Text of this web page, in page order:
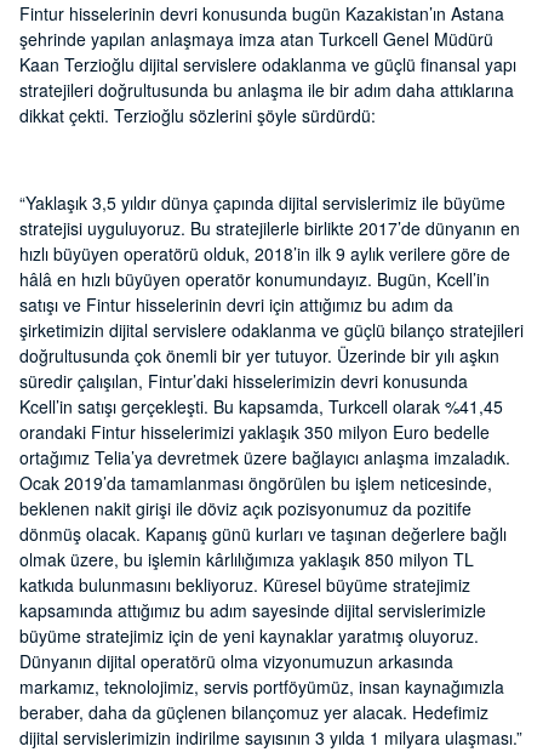
Fintur hisselerinin devri konusunda bugün Kazakistan’ın Astana
şehrinde yapılan anlaşmaya imza atan Turkcell Genel Müdürü
Kaan Terzioğlu dijital servislere odaklanma ve güçlü finansal yapı
stratejileri doğrultusunda bu anlaşma ile bir adım daha attıklarına
dikkat çekti. Terzioğlu sözlerini şöyle sürdürdü:
“Yaklaşık 3,5 yıldır dünya çapında dijital servislerimiz ile büyüme
stratejisi uyguluyoruz. Bu stratejilerle birlikte 2017’de dünyanın en
hızlı büyüyen operatörü olduk, 2018’in ilk 9 aylık verilere göre de
hâlâ en hızlı büyüyen operatör konumundayız. Bugün, Kcell’in
satışı ve Fintur hisselerinin devri için attığımız bu adım da
şirketimizin dijital servislere odaklanma ve güçlü bilanço stratejileri
doğrultusunda çok önemli bir yer tutuyor. Üzerinde bir yılı aşkın
süredir çalışılan, Fintur’daki hisselerimizin devri konusunda
Kcell’in satışı gerçekleşti. Bu kapsamda, Turkcell olarak %41,45
orandaki Fintur hisselerimizi yaklaşık 350 milyon Euro bedelle
ortağımız Telia’ya devretmek üzere bağlayıcı anlaşma imzaladık.
Ocak 2019’da tamamlanması öngörülen bu işlem neticesinde,
beklenen nakit girişi ile döviz açık pozisyonumuz da pozitife
dönmüş olacak. Kapanış günü kurları ve taşınan değerlere bağlı
olmak üzere, bu işlemin kârlılığımıza yaklaşık 850 milyon TL
katkıda bulunmasını bekliyoruz. Küresel büyüme stratejimiz
kapsamında attığımız bu adım sayesinde dijital servislerimizle
büyüme stratejimiz için de yeni kaynaklar yaratmış oluyoruz.
Dünyanın dijital operatörü olma vizyonumuzun arkasında
markamız, teknolojimiz, servis portföyümüz, insan kaynağımızla
beraber, daha da güçlenen bilançomuz yer alacak. Hedefimiz
dijital servislerimizin indirilme sayısının 3 yılda 1 milyara ulaşması.”